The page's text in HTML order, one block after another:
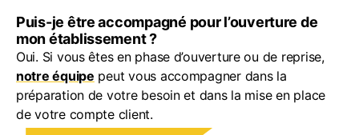
Puis-je être accompagné pour l’ouverture de
mon établissement ?
Oui. Si vous êtes en phase d’ouverture ou de reprise,
notre équipe peut vous accompagner dans la
préparation de votre besoin et dans la mise en place
de votre compte client.